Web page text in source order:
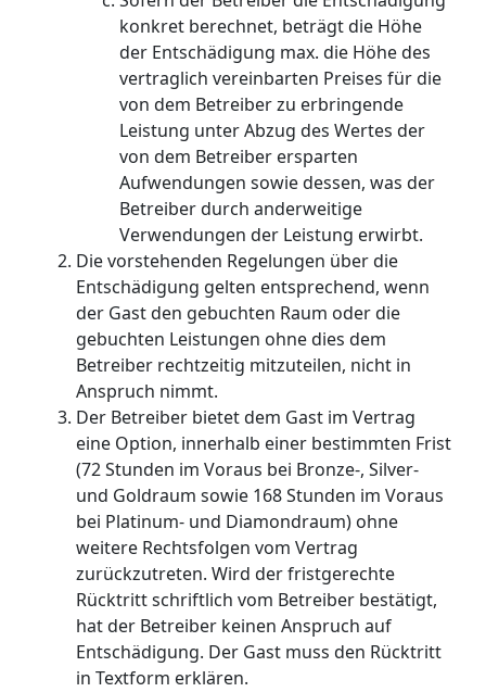
konkret berechnet, beträgt die Höhe
der Entschädigung max. die Höhe des
vertraglich vereinbarten Preises für die
von dem Betreiber zu erbringende
Leistung unter Abzug des Wertes der
von dem Betreiber ersparten
Aufwendungen sowie dessen, was der
Betreiber durch anderweitige
Verwendungen der Leistung erwirbt.
Die vorstehenden Regelungen über die
Entschädigung gelten entsprechend, wenn
der Gast den gebuchten Raum oder die
gebuchten Leistungen ohne dies dem
Betreiber rechtzeitig mitzuteilen, nicht in
Anspruch nimmt.
Der Betreiber bietet dem Gast im Vertrag
eine Option, innerhalb einer bestimmten Frist
(72 Stunden im Voraus bei Bronze-, Silver-
und Goldraum sowie 168 Stunden im Voraus
bei Platinum- und Diamondraum) ohne
weitere Rechtsfolgen vom Vertrag
zurückzutreten. Wird der fristgerechte
Rücktritt schriftlich vom Betreiber bestätigt,
hat der Betreiber keinen Anspruch auf
Entschädigung. Der Gast muss den Rücktritt
in Textform erklären.